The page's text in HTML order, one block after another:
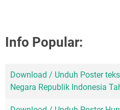
Info Popular:
Download / Unduh Poster
Negara Republik Indonesia